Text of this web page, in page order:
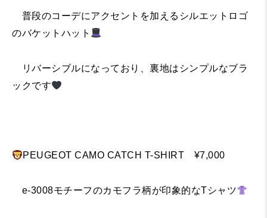
普段のコーデにアクセントを加えるシルエットロゴ
のバケットハット
リバーシブルになっており、裏地はシンプルなブラ
ックです
PEUGEOT CAMO CATCH T-SHIRT ¥7,000
e-3008モチーフのカモフラ柄が印象的なTシャツ